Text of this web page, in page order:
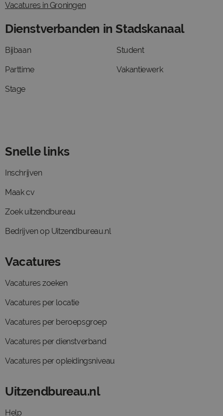
Vacatures in Groningen
Dienstverbanden in Stadskanaal
Bijbaan
Parttime
Stage
Student
Vakantiewerk
Snelle links
Inschrijven
Maak cv
Zoek uitzendbureau
Bedrijven op Uitzendbureau.nl
Vacatures
Vacatures zoeken
Vacatures per locatie
Vacatures per beroepsgroep
Vacatures per dienstverband
Vacatures per opleidingsniveau
Uitzendbureau.nl
Help